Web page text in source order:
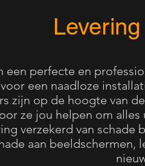
een perfecte en
een naadloze
zijn op de hoogte van
ze jou helpen om
verzekerd van
aan beeldschermen,